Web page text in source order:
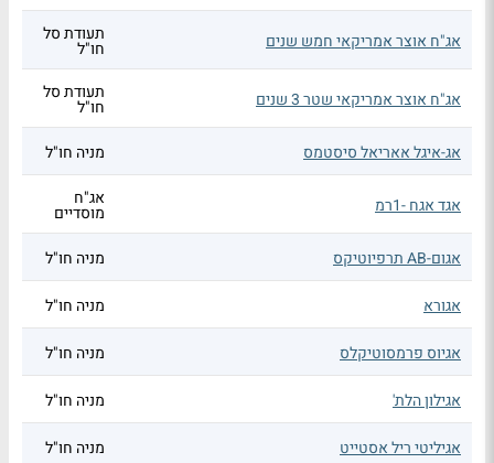
אג"ח אוצר אמריקאי חמש שנים תעודת סל
חו"ל
אג"ח אוצר אמריקאי שטר 3 שנים תעודת סל
חו"ל
אג-איגל אאריאל סיסטמס
מניה חו"ל
אגד אגח -1רמ אג"ח
מוסדיים
אגום-AB תרפיוטיקס
מניה חו"ל
אגורא מניה חו"ל
אגיוס פרמסוטיקלס מניה חו"ל
אגילון הלת' מניה חו"ל
אגיליטי ריל אסטייט מניה חו"ל